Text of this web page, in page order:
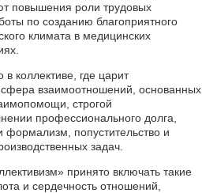
повышения роли трудовых
по созданию благоприятного
климата в медицинских
коллективе, где царит
взаимоотношений, основанных
строгой
профессионального долга,
попустительство и
задач.
принято включать такие
и сердечность отношений,